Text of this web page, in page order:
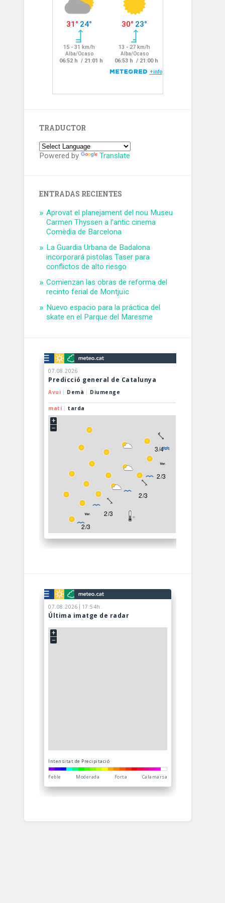
TRADUCTOR
Powered by Translate
ENTRADAS RECIENTES
Aprovat el planejament del nou Museu
Carmen Thyssen a l’antic cinema
Comèdia de Barcelona
La Guardia Urbana de Badalona
incorporará pistolas Taser para
conflictos de alto riesgo
Comienzan las obras de reforma del
recinto ferial de Montjuïc
Nuevo espacio para la práctica del
skate en el Parque del Maresme